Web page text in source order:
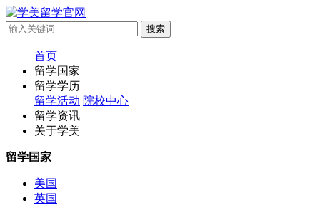
首页
留学国家
留学学历
留学活动 院校中心
留学资讯
关于学美
留学国家
美国
英国